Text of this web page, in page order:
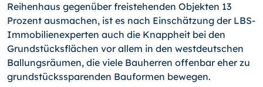
Reihenhaus gegenüber freistehenden Objekten 13
Prozent ausmachen, ist es nach Einschätzung der LBS-
Immobilienexperten auch die Knappheit bei den
Grundstücksflächen vor allem in den westdeutschen
Ballungsräumen, die viele Bauherren offenbar eher zu
grundstückssparenden Bauformen bewegen.